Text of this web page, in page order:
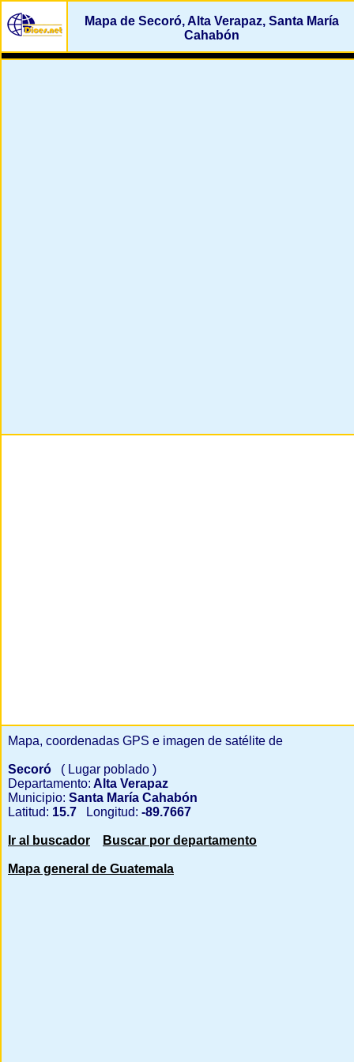
Mapa de Secoró, Alta Verapaz, Santa María
Cahabón
Mapa, coordenadas GPS e imagen de satélite de
Secoró
( Lugar poblado )
Departamento: Alta Verapaz
Municipio: Santa María Cahabón
Latitud: 15.7 Longitud: -89.7667
Ir al buscador Buscar por departamento
Mapa general de Guatemala